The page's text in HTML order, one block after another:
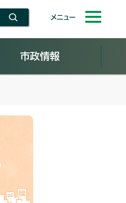
メニュー
市政情報